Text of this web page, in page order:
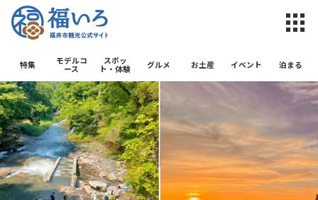
福井市観光
特集
モデルコ
ース
スポッ
ト・体験
グルメ お土産 イベント 泊まる